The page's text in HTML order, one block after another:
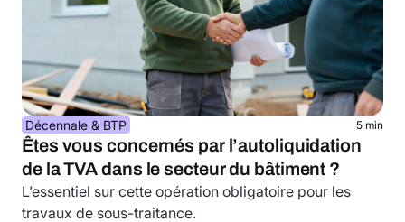
Décennale & BTP 5 min
Êtes vous concernés par l’autoliquidation
de la TVA dans le secteur du bâtiment ?
L’essentiel sur cette opération obligatoire pour les
travaux de sous-traitance.